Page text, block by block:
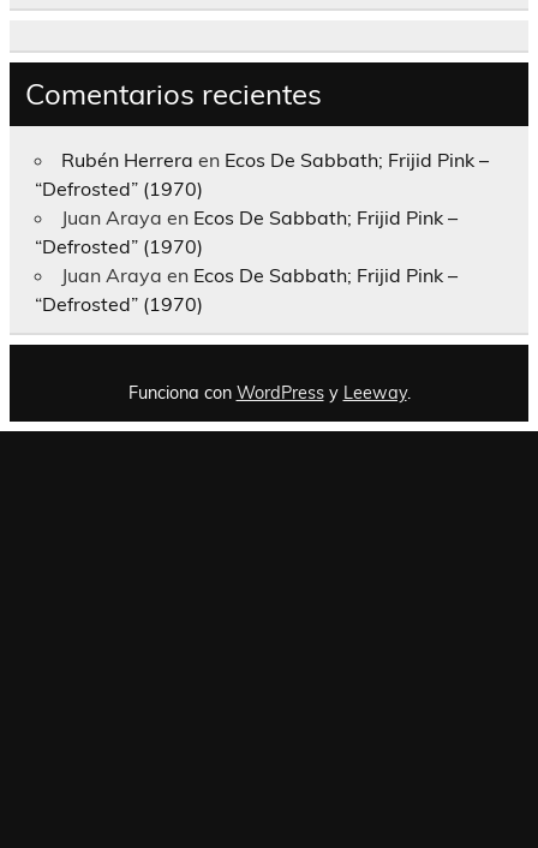
Comentarios recientes
Rubén Herrera en Ecos De Sabbath; Frijid Pink –
“Defrosted” (1970)
Juan Araya en Ecos De Sabbath; Frijid Pink –
“Defrosted” (1970)
Juan Araya en Ecos De Sabbath; Frijid Pink –
“Defrosted” (1970)
Funciona con WordPressy Leeway.